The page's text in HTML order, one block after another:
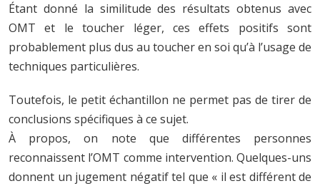
Étant donné la similitude des résultats obtenus avec
OMT et le toucher léger, ces effets positifs sont
probablement plus dus au toucher en soi qu’à l’usage de
techniques particulières.
Toutefois, le petit échantillon ne permet pas de tirer de
conclusions spécifiques à ce sujet.
À propos, on note que différentes personnes
reconnaissent l’OMT comme intervention. Quelques-uns
donnent un jugement négatif tel que « il est différent de